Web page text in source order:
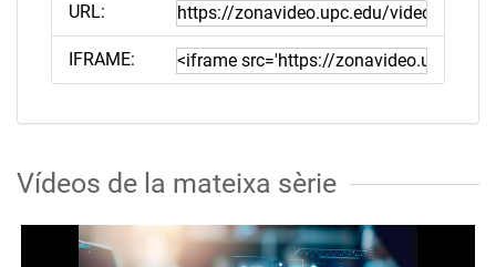
URL:
IFRAME:
Vídeos de la mateixa sèrie